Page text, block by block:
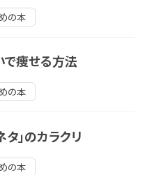
の本
で痩せる方法
の本
」のカラクリ
の本